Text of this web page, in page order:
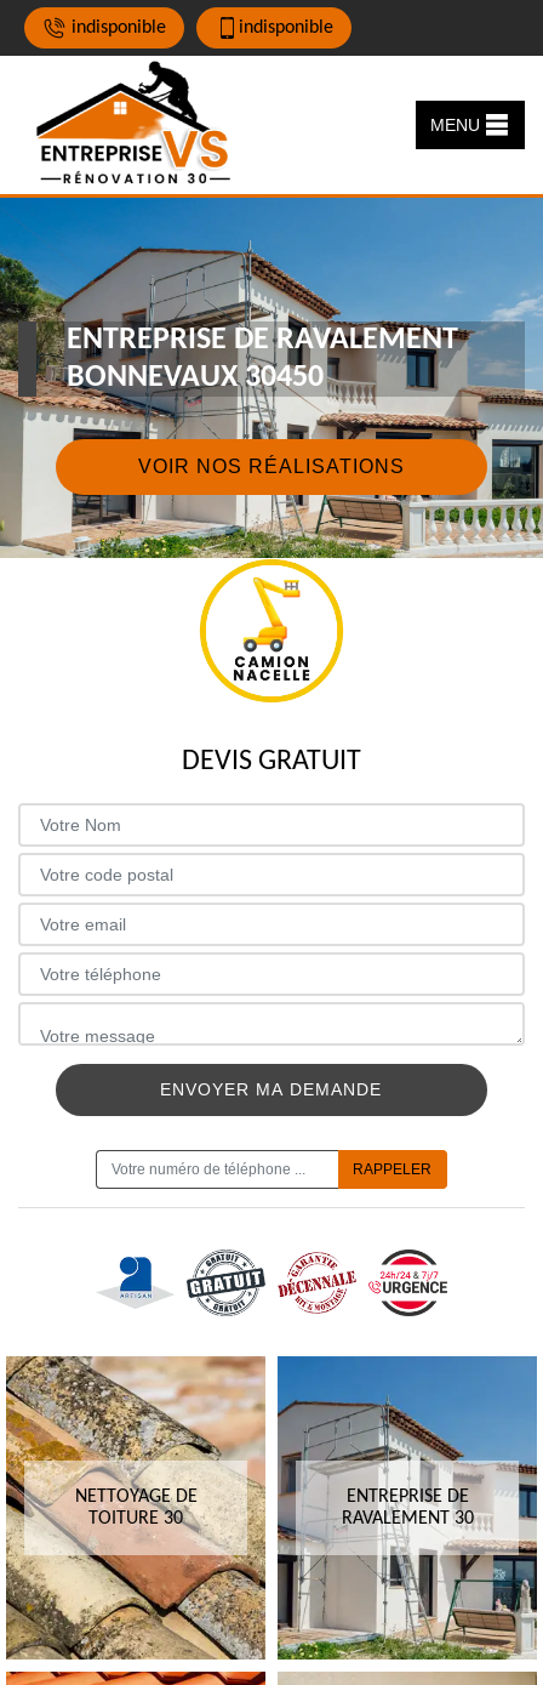
indisponible indisponible
MENU
ENTREPRISE DE RAVALEMENT
BONNEVAUX 30450
VOIR NOS RÉALISATIONS
DEVIS GRATUIT
NETTOYAGE DE
TOITURE 30
ENTREPRISE DE
RAVALEMENT 30